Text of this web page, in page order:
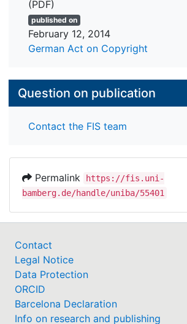
(PDF)
published on
February 12, 2014
German Act on Copyright
Question on publication
Contact the FIS team
Permalink
https://fis.uni-
bamberg.de/handle/uniba/55401
Contact
Legal Notice
Data Protection
ORCID
Barcelona Declaration
Info on research and publishing